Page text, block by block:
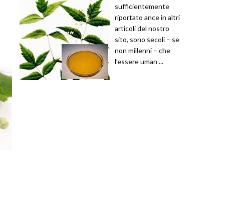
sufficientemente
riportato ance in altri
articoli del nostro
sito, sono secoli – se
non millenni – che
l’essere uman ...